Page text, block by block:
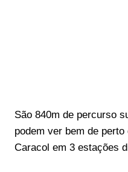
São 840m de percurso
podem ver bem de
Caracol em 3 estações